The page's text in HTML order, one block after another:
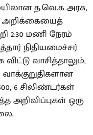
த.வெ.க அரசு,
அறிக்கையைத்
2:30 மணி நேரம்
நிதியமைச்சர்
வாசித்தாலும்,
6 சிலிண்டர்கள்
அறிவிப்புகள் ஒரு